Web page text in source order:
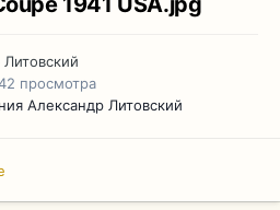
просмотра
Александр Литовский